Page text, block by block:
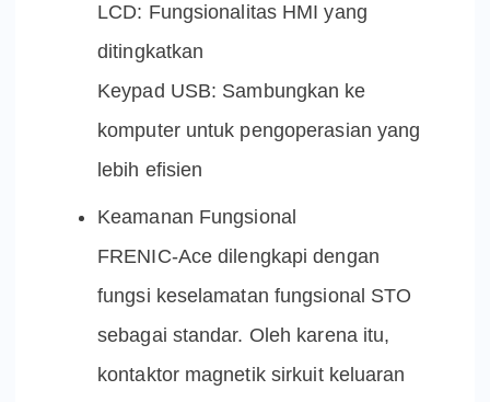
LCD: Fungsionalitas HMI yang
ditingkatkan
Keypad USB: Sambungkan ke
komputer untuk pengoperasian yang
lebih efisien
Keamanan Fungsional
FRENIC-Ace dilengkapi dengan
fungsi keselamatan fungsional STO
sebagai standar. Oleh karena itu,
kontaktor magnetik sirkuit keluaran